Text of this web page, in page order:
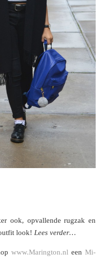
ook, opvallende rugzak en
look! Lees verder…
www.Marington.nl een Mi-